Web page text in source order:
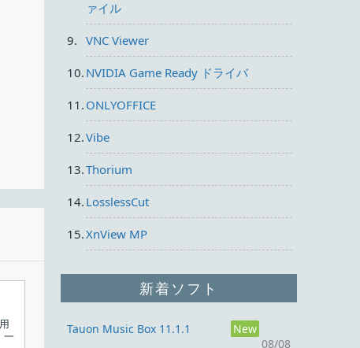
一
ァイル
VNC Viewer
NVIDIA Game Ready ドライバ
ONLYOFFICE
Vibe
Thorium
LosslessCut
XnView MP
新着ソフト
Tauon Music Box 11.1.1
New
08/08